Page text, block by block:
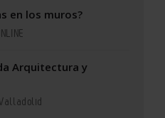
en los muros?
Arquitectura y